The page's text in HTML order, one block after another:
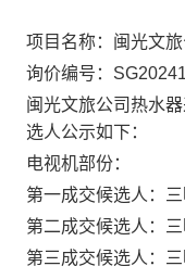
成交
项目名称： 闽光文
询价编号：
闽光文旅公司热水
选人公示如下：
电视机部份：
第一成交候选人：
第二成交候选人：
第三成交候选人：